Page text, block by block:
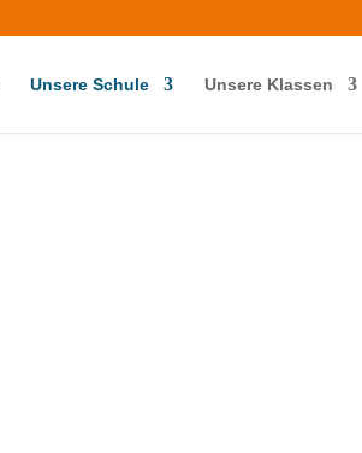
Unsere Schule Unsere Klassen